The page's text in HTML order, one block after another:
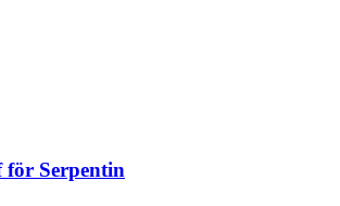
för Serpentin